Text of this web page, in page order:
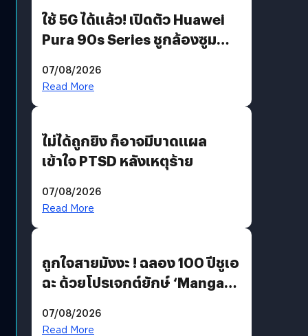
ใช้ 5G ได้แล้ว! เปิดตัว Huawei
Pura 90s Series ชูกล้องซูม
07/08/2026
Read More
ไม่ได้ถูกยิง ก็อาจมีบาดแผล
เข้าใจ PTSD หลังเหตุร้าย
07/08/2026
Read More
ถูกใจสายมังงะ ! ฉลอง 100 ปีชูเอ
ฉะ ด้วยโปรเจกต์ยักษ์ ‘Manga
มีภาษาไทยด้วย
07/08/2026
Read More